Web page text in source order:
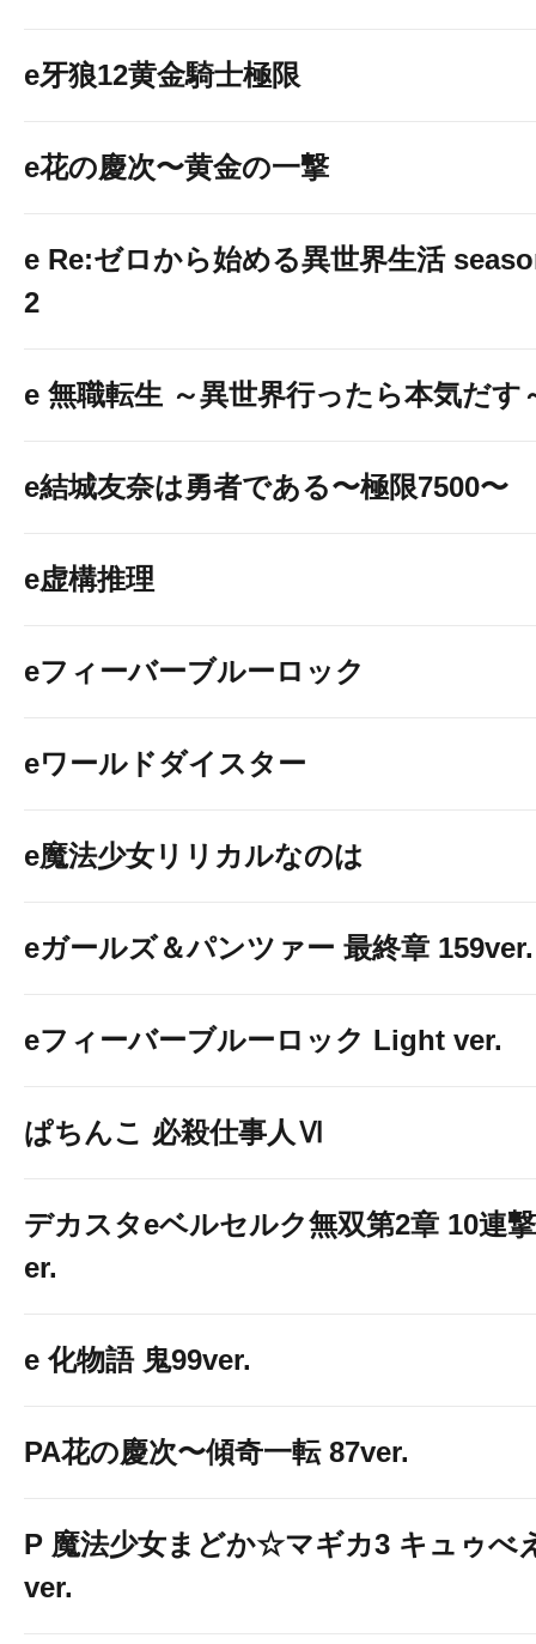
◆カーナビ検索用住所
【ゴードン専用第１駐車
【ゴードン専用第２駐車
e牙狼12黄金騎士極限
e花の慶次〜黄金の一撃
e Re:ゼロから始める異世界生活
2
e 無職転生 ～異世界行ったら本気だす
e結城友奈は勇者である〜極限7500〜
e虚構推理
eフィーバーブルーロック
eワールドダイスター
e魔法少女リリカルなのは
eガールズ＆パンツァー 最終章 159ver.
eフィーバーブルーロック Light ver.
ぱちんこ 必殺仕事人Ⅵ
デカスタeベルセルク無双第2章 10連
er.
e 化物語 鬼99ver.
PA花の慶次〜傾奇一転 87ver.
P 魔法少女まどか☆マギカ3 キュゥべ
ver.